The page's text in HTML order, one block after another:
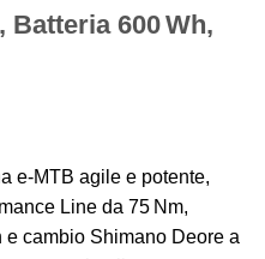
Batteria 600 Wh,
e‑MTB agile e potente,
Line da 75 Nm,
e cambio Shimano Deore a